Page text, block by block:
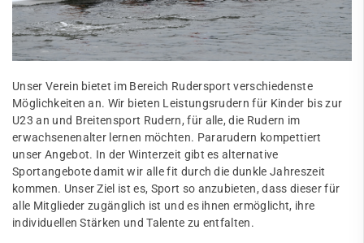
Unser Verein bietet im Bereich Rudersport verschiedenste
Möglichkeiten an. Wir bieten Leistungsrudern für Kinder bis zur
U23 an und Breitensport Rudern, für alle, die Rudern im
erwachsenenalter lernen möchten. Pararudern kompettiert
unser Angebot. In der Winterzeit gibt es alternative
Sportangebote damit wir alle fit durch die dunkle Jahreszeit
kommen. Unser Ziel ist es, Sport so anzubieten, dass dieser für
alle Mitglieder zugänglich ist und es ihnen ermöglicht, ihre
individuellen Stärken und Talente zu entfalten.